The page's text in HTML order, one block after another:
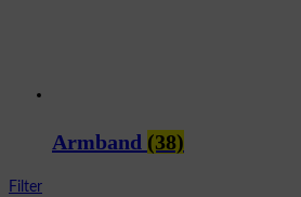
Armband (38)
Filter